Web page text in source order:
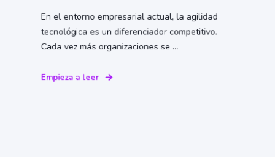
En el entorno empresarial actual, la agilidad
tecnológica es un diferenciador competitivo.
Cada vez más organizaciones se ...
Empieza a leer